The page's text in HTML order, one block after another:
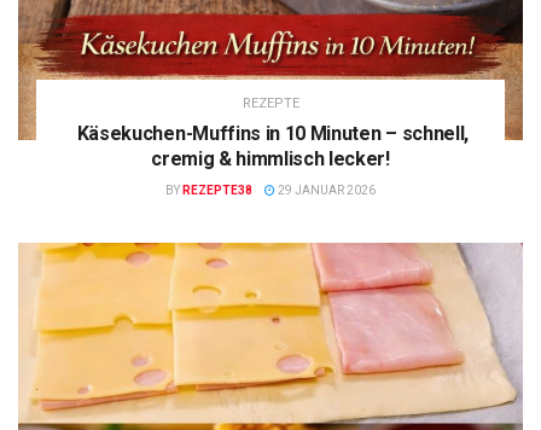
REZEPTE
Käsekuchen-Muffins in 10 Minuten – schnell,
cremig & himmlisch lecker!
BY REZEPTE38 29 JANUAR 2026